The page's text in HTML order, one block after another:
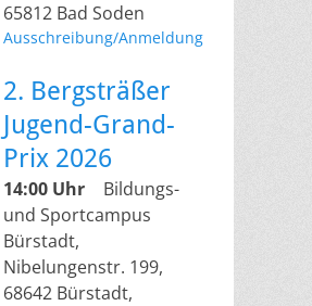
65812 Bad Soden
Ausschreibung/Anmeldung
2. Bergsträßer
Jugend-Grand-
Prix 2026
14:00 Uhr
Bildungs-
und Sportcampus
Bürstadt,
Nibelungenstr. 199,
68642 Bürstadt,